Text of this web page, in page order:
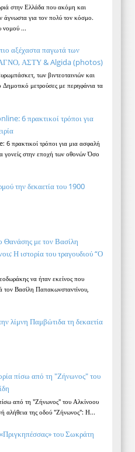
στην Ελλάδα που ακόμη και
άγνωστα για τον πολύ τον κόσμο.
νομού ...
αξέχαστα παγωτά των
ΑΣΤΥ & Algida (photos)
των βιντεοταινιών και
Δημοτικό μετρούσες με περηφάνια τα
6 πρακτικοί τρόποι για
6 πρακτικοί τρόποι για μια ασφαλή
γονείς στην εποχή των οθονών Όσο
την δεκαετία του 1900
Θανάσης με τον Βασίλη
Η ιστορία του τραγουδιού “Ο
να ήταν εκείνος που
τον Βασίλη Παπακωνσταντίνου,
λίμνη Παμβώτιδα τη δεκαετία
πίσω από τη "Ζήνωνος" του
από τη "Ζήνωνος" του Αλκίνοου
αλήθεια της οδού "Ζήνωνος": Η...
του Σωκράτη